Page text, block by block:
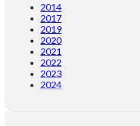
2014
2017
2019
2020
2021
2022
2023
2024